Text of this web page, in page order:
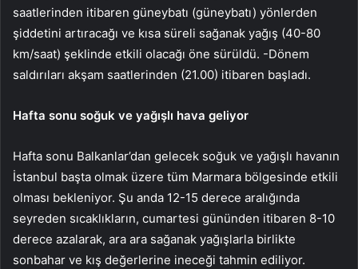
saatlerinden itibaren güneybatı (güneybatı) yönlerden
şiddetini artıracağı ve kısa süreli sağanak yağış (40-80
km/saat) şeklinde etkili olacağı öne sürüldü. -Dönem
saldırıları akşam saatlerinden (21.00) itibaren başladı.
Hafta sonu soğuk ve yağışlı hava geliyor
Hafta sonu Balkanlar’dan gelecek soğuk ve yağışlı havanın
İstanbul başta olmak üzere tüm Marmara bölgesinde etkili
olması bekleniyor. Şu anda 12-15 derece aralığında
seyreden sıcaklıkların, cumartesi gününden itibaren 8-10
derece azalarak, ara ara sağanak yağışlarla birlikte
sonbahar ve kış değerlerine ineceği tahmin ediliyor.